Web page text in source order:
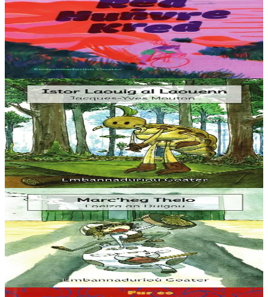
Red, huñvre, Kred !
Eus Breizh e loc’ho Tro Frañs ar merc’hed d’ar 26 a viz Gouere
2025. Redek Bro-C’hall a raio, eus Brest da Chatel betek an 3 a viz
Eost ha tremen a raio dre Añje, Poatev, Clermont-Ferrand....
Er stok12,00 €
3 bloaz hag ouzhpenn
Goater
Istor Laouig al Laouenn
“Ur wech e oa un ermit hag a veve e-barzh ur c’hoad. Doareoù iskis
a oa gantañ un tammig. Pa’z ae da ober un dro-vale e kase
dalc’hmat gantañ ur skubellig gant...
Er stok5,60 €
3 bloaz hag ouzhpenn
Goater
Marc'heg Thelo
“Ha gouzout a rez e c’hell ar c’hampouezh kas ar peoc’h war ar
bed-mañ ? Ma, azez ‘ta ma kontin dit istor ar paotrig Thelo.”
Er stok5,60 €
6 vloaz hag ouzhpenn